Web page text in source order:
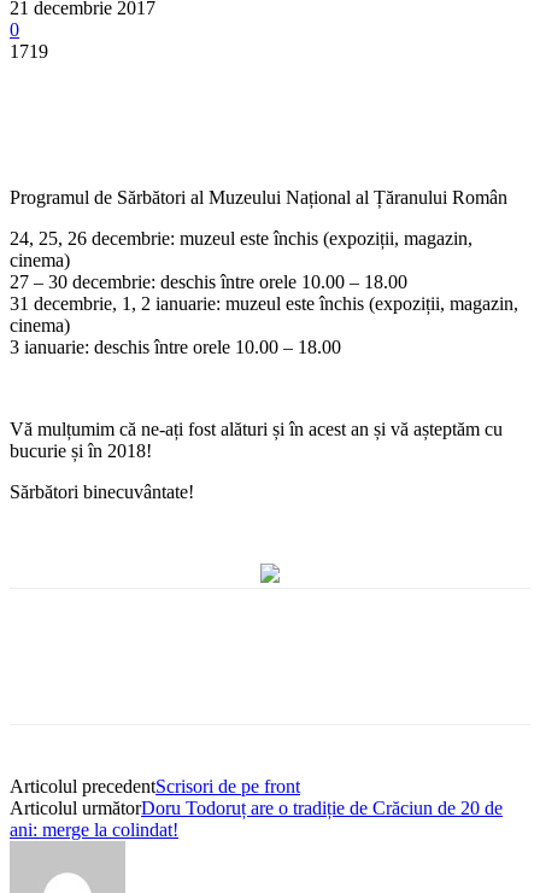
21 decembrie 2017
0
1719
Programul de Sărbători al Muzeului Național al Țăranului Român
24, 25, 26 decembrie: muzeul este închis (expoziții, magazin,
cinema)
27 – 30 decembrie: deschis între orele 10.00 – 18.00
31 decembrie, 1, 2 ianuarie: muzeul este închis (expoziții, magazin,
cinema)
3 ianuarie: deschis între orele 10.00 – 18.00
Vă mulțumim că ne-ați fost alături și în acest an și vă așteptăm cu
bucurie și în 2018!
Sărbători binecuvântate!
Articolul precedentScrisori de pe front
Articolul următorDoru Todoruț are o tradiție de Crăciun de 20 de
ani: merge la colindat!